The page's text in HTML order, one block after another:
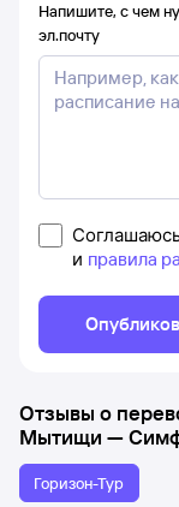
Напишите, с чем
эл.почту
и правила
Отзывы о
Мытищи —
Горизон-Тур